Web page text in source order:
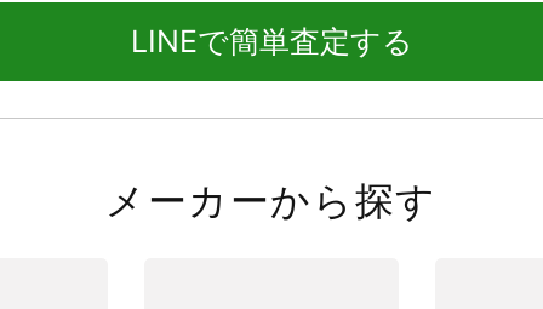
LINEで簡単査定する
メーカーから探す